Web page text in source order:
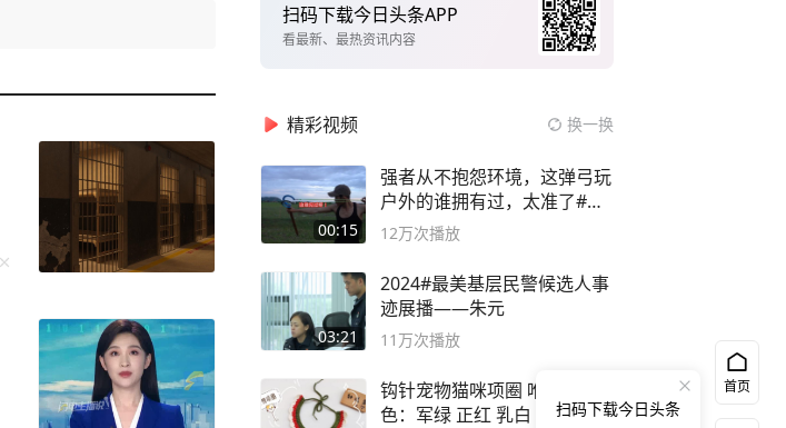
扫码下载今日头条APP
看最新、最热资讯内容
精彩视频 换一换
00:15
强者从不抱怨环境，这弹弓玩
户外的谁拥有过，太准了#弹
弓#户外
12万次播放
03:21
2024#最美基层民警候选人事
迹展播——朱元
11万次播放
钩针宠物猫咪项圈 唯棉5股 颜
色：军绿 正红 乳白 鸡黄
首页
扫码下载今日头条